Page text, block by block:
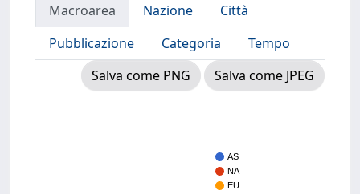
Macroarea Nazione
Città
Pubblicazione
Categoria
Tempo
Salva come PNG
Salva come JPEG
AS
NA
EU